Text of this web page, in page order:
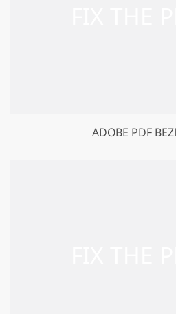
ADOBE PDF